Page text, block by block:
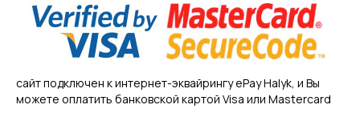
сайт подключен к интернет-эквайрингу ePay Halyk, и Вы
можете оплатить банковской картой Visa или Mastercard